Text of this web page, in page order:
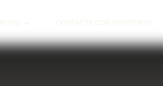
CONTACTE CON NOSOTROS